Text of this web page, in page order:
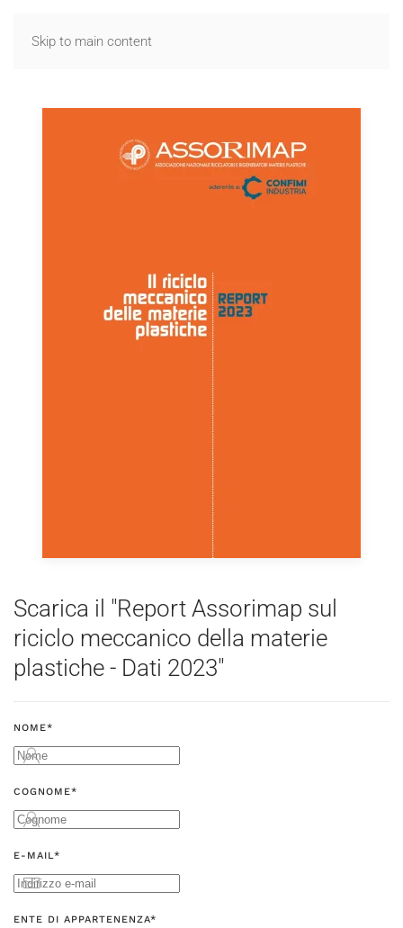
Skip to main content
Scarica il "Report Assorimap sul
riciclo meccanico della materie
plastiche - Dati 2023"
NOME*
COGNOME*
E-MAIL*
ENTE DI APPARTENENZA*